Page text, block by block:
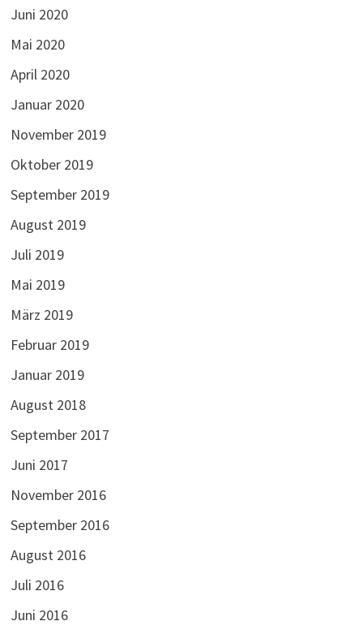
Juni 2020
Mai 2020
April 2020
Januar 2020
November 2019
Oktober 2019
September 2019
August 2019
Juli 2019
Mai 2019
März 2019
Februar 2019
Januar 2019
August 2018
September 2017
Juni 2017
November 2016
September 2016
August 2016
Juli 2016
Juni 2016